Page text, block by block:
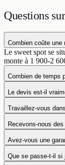
Questions sur
Combien coûte une
Le sweet spot se
monte à 1 900-2
Combien de temps
Le devis est-il
Travaillez-vous
Recevons-nous
Avez-vous une
Que se passe-t-il si